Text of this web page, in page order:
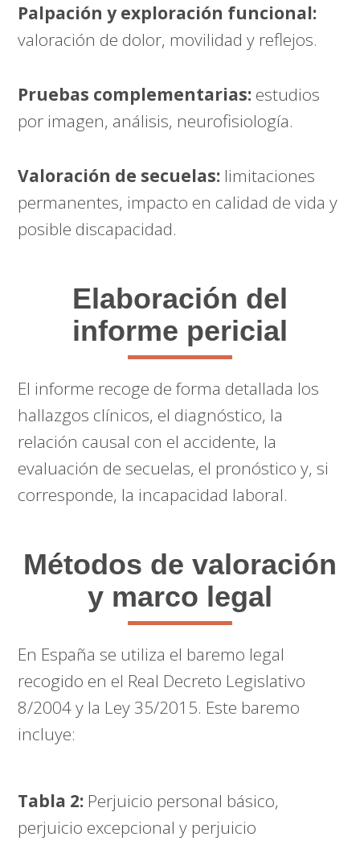
Palpación y exploración funcional:
valoración de dolor, movilidad y reflejos.
Pruebas complementarias: estudios
por imagen, análisis, neurofisiología.
Valoración de secuelas: limitaciones
permanentes, impacto en calidad de vida y
posible discapacidad.
Elaboración del
informe pericial
El informe recoge de forma detallada los
hallazgos clínicos, el diagnóstico, la
relación causal con el accidente, la
evaluación de secuelas, el pronóstico y, si
corresponde, la incapacidad laboral.
Métodos de valoración
y marco legal
En España se utiliza el baremo legal
recogido en el Real Decreto Legislativo
8/2004 y la Ley 35/2015. Este baremo
incluye:
Tabla 2: Perjuicio personal básico,
perjuicio excepcional y perjuicio